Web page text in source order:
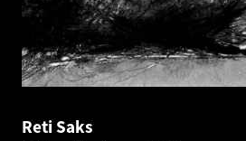
Reti Saks